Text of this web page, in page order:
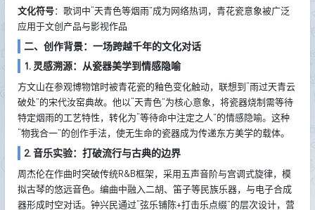
文化符号：歌词中“天青色等烟雨”成为网络热词，青花瓷意象被广泛
应用于文创产品与影视作品
二、创作背景：一场跨越千年的文化对话
1. 灵感溯源：从瓷器美学到情感隐喻
方文山在参观博物馆时被青花瓷的釉色变化触动，联想到“雨过天青云
破处”的宋代汝窑典故。他以“天青色”为核心意象，将瓷器烧制需等待
特定烟雨的工艺特性，转化为“等待命中注定之人”的情感隐喻。这种
“物我合一”的创作手法，使无生命的瓷器成为传递东方美学的载体。
2. 音乐实验：打破流行与古典的边界
周杰伦在作曲时突破传统R&B框架，采用五声音阶与宫调式旋律，模
拟古琴的悠远音色。编曲中融入二胡、笛子等民族乐器，与电子合成
器形成时空对话。钟兴民通过“弦乐铺陈+打击乐点缀”的层次设计，营